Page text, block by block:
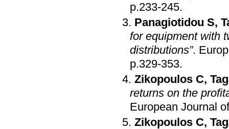
p.233-245.
Panagiotidou S,
for equipment with
distributions”.
p.329-353.
Zikopoulos C,
returns on the
European Journal
Zikopoulos C,